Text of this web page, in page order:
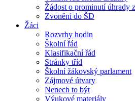
Žádost o prominutí úhrady
Zvonění do ŠD
Žáci
Rozvrhy hodin
Školní řád
Klasifikační řád
Stránky tříd
Školní žákovský parlament
Zájmové útvary
Nenech to být
Výukové materiály